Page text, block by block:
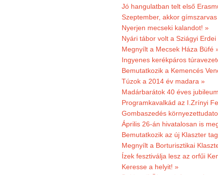
Jó hangulatban telt első
Szeptember, akkor
Nyerjen mecseki kalandot! »
Nyári tábor volt a Sziágyi
Megnyílt a Mecsek Háza Büfé
Ingyenes kerékpáros
Bemutatkozik a Kemencés
Túzok a 2014 év madara »
Madárbarátok 40 éves
Programkavalkád az I.Zrínyi
Gombaszedés
Április 26-án hivatalosan is
Bemutatkozik az új Klaszter
Megnyílt a Borturisztikai
Ízek fesztiválja lesz az orfűi
Keresse a helyit! »